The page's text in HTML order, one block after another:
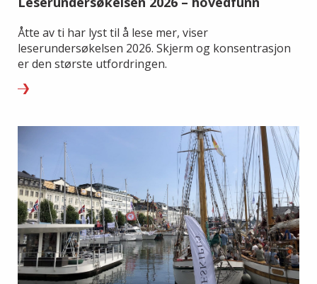
Åtte av ti har lyst til å lese mer, viser
leserundersøkelsen 2026. Skjerm og konsentrasjon
er den største utfordringen.